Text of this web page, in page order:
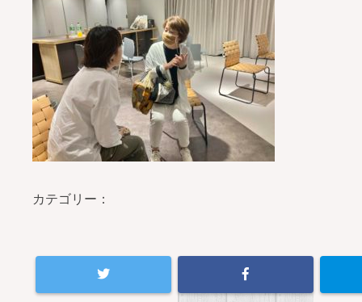
カテゴリー：